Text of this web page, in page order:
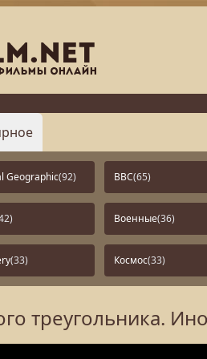
Geographic(92) BBC(65)
Военные(36)
(33) Космос(33)
треугольника.